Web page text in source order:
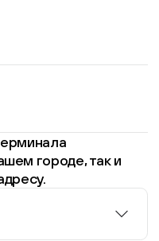
городе, так и